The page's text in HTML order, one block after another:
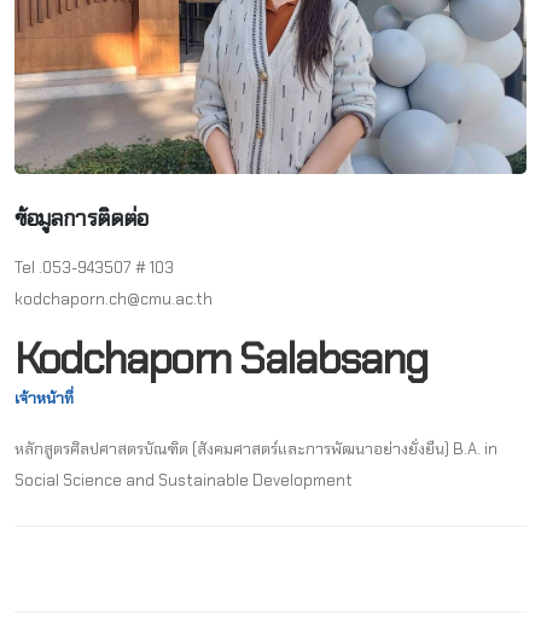
Kodchaporn Salabsang
เจ้าหน้าที่
หลักสูตรศิลปศาสตรบัณฑิต (สังคมศาสตร์และการพัฒนาอย่างยั่งยืน) B.A. in
Social Science and Sustainable Development
ข้อมูลการติดต่อ
Tel .053-943507 # 103
kodchaporn.ch@cmu.ac.th